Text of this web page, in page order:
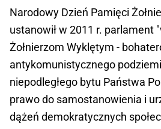
Narodowy Dzień Pamięci
ustanowił w 2011 r. parlament
Żołnierzom Wyklętym -
antykomunistycznego
niepodległego bytu Państwa
prawo do samostanowienia i
dążeń demokratycznych